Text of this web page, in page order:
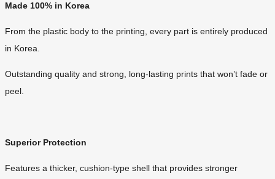
Made 100% in Korea
From the plastic body to the printing, every part is entirely produced
in Korea.
Outstanding quality and strong, long-lasting prints that won’t fade or
peel.
Superior Protection
Features a thicker, cushion-type shell that provides stronger